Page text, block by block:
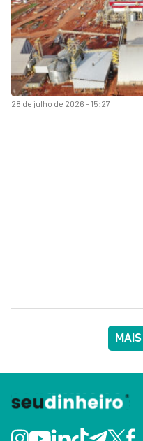
28 de julho de 2026 - 15:27